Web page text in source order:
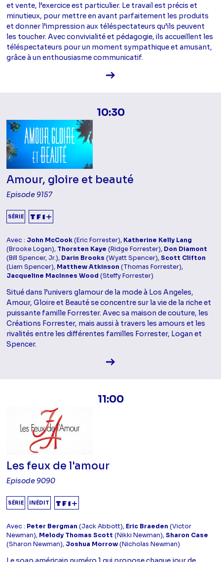
et vente, l’exercice est particulier. Le travail est précis et
minutieux, pour mettre en avant parfaitement les produits
et donner l’impression aux téléspectateurs qu’ils peuvent
les toucher. Avec convivialité et pédagogie, ils accueillent les
téléspectateurs pour un moment sympathique et amusant,
grâce à un enthousiasme communicatif.
Voir la fiche diffusion
10:30
Amour, gloire et beauté
Episode 9157
SÉRIE
Avec : John McCook(Eric Forrester), Katherine Kelly Lang
(Brooke Logan), Thorsten Kaye (Ridge Forrester), Don Diamont
(Bill Spencer, Jr.), Darin Brooks (Wyatt Spencer),Scott Clifton
(Liam Spencer), Matthew Atkinson (Thomas Forrester),
Jacqueline MacInnes Wood (Steffy Forrester)
Situé dans l’univers glamour de la mode à Los Angeles,
Amour, Gloire et Beauté se concentre sur la vie de la riche et
puissante famille Forrester. Avec sa maison de couture, les
Créations Forrester, mais aussi à travers les amours et les
rivalités entre les différentes familles Forrester, Logan et
Spencer.
Voir la fiche diffusion
11:00
Les feux de l'amour
Episode 9090
SÉRIE INÉDIT
Avec : Peter Bergman (Jack Abbott), Eric Braeden (Victor
Newman), Melody Thomas Scott (Nikki Newman),Sharon Case
(Sharon Newman), Joshua Morrow(Nicholas Newman)